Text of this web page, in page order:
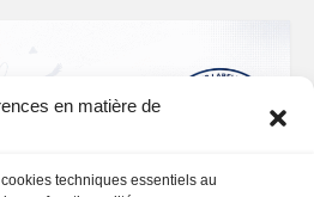
en matière de
techniques essentiels au